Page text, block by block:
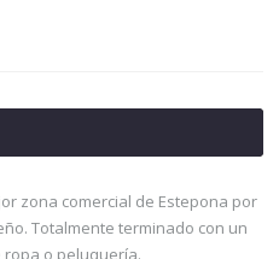
zona comercial de Estepona por
Totalmente terminado con un
o peluquería.